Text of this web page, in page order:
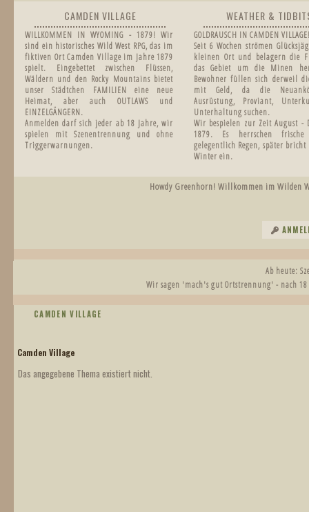
CAMDEN VILLAGE
WILLKOMMEN IN WYOMING - 1879! Wir
sind ein historisches Wild West RPG, das im
fiktiven Ort Camden Village im Jahre 1879
spielt. Eingebettet zwischen Flüssen,
Wäldern und den Rocky Mountains bietet
unser Städtchen FAMILIEN eine neue
Heimat, aber auch OUTLAWS und
EINZELGÄNGERN.
Anmelden darf sich jeder ab 18 Jahre, wir
spielen mit Szenentrennung und ohne
Triggerwarnungen.
WEATHER &
GOLDRAUSCH IN CAMDEN
Seit 6 Wochen strömen
kleinen Ort und belagern die
das Gebiet um die Minen
Bewohner füllen sich derweil
mit Geld, da die
Ausrüstung, Proviant,
Unterhaltung suchen.
Wir bespielen zur Zeit August -
1879. Es herrschen
gelegentlich Regen, später
Winter ein.
Howdy Greenhorn! Willkommen im Wilden
Ab heute:
Wir sagen 'mach's gut Ortstrennung' - nach
CAMDEN VILLAGE
Camden Village
Das angegebene Thema existiert nicht.